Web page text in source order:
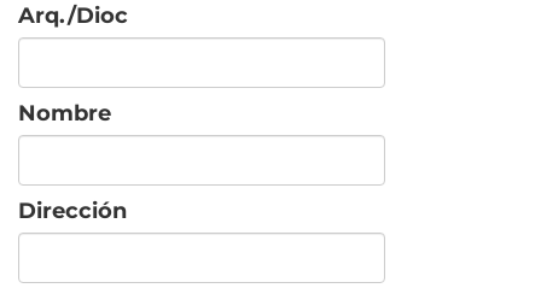
Arq./Dioc
Nombre
Dirección